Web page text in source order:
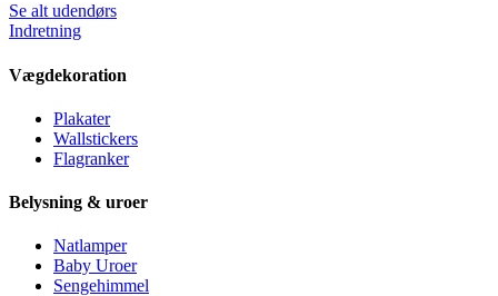
Se alt udendørs
Indretning
Vægdekoration
Plakater
Wallstickers
Flagranker
Belysning & uroer
Natlamper
Baby Uroer
Sengehimmel